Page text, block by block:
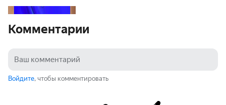
Комментарии
Войдите, чтобы комментировать